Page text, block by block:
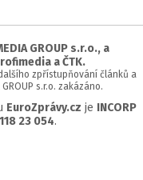
GROUP s.r.o., a
a ČTK.
zpřístupňování článků a
s.r.o. zakázáno.
EuroZprávy.cz je INCORP
118 23 054.